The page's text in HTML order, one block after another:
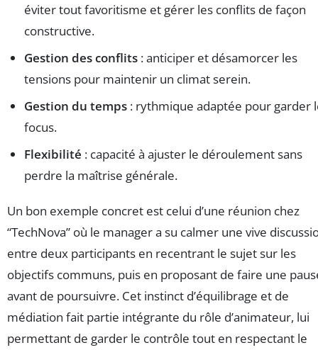
éviter tout favoritisme et gérer les conflits de façon
constructive.
Gestion des conflits : anticiper et désamorcer les
tensions pour maintenir un climat serein.
Gestion du temps : rythmique adaptée pour garder
focus.
Flexibilité : capacité à ajuster le déroulement sans
perdre la maîtrise générale.
Un bon exemple concret est celui d’une réunion chez
“TechNova” où le manager a su calmer une vive
entre deux participants en recentrant le sujet sur les
objectifs communs, puis en proposant de faire une
avant de poursuivre. Cet instinct d’équilibrage et de
médiation fait partie intégrante du rôle d’animateur, lui
permettant de garder le contrôle tout en respectant le